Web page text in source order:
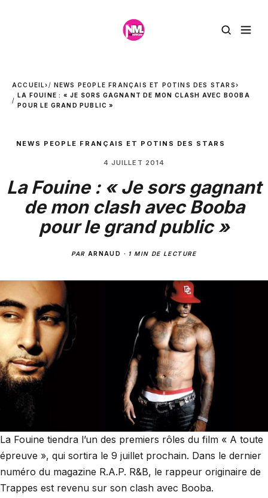
ACCUEIL› NEWS PEOPLE FRANÇAIS ET POTINS DES STARS›
LA FOUINE : « JE SORS GAGNANT DE MON CLASH AVEC BOOBA
POUR LE GRAND PUBLIC »
NEWS PEOPLE FRANÇAIS ET POTINS DES STARS
4 JUILLET 2014
La Fouine : « Je sors gagnant
de mon clash avec Booba
pour le grand public »
PAR ARNAUD · 1 MIN DE LECTURE
La Fouine tiendra l’un des premiers rôles du film « A toute
épreuve », qui sortira le 9 juillet prochain. Dans le dernier
numéro du magazine R.A.P. R&B, le rappeur originaire de
Trappes est revenu sur son clash avec Booba.